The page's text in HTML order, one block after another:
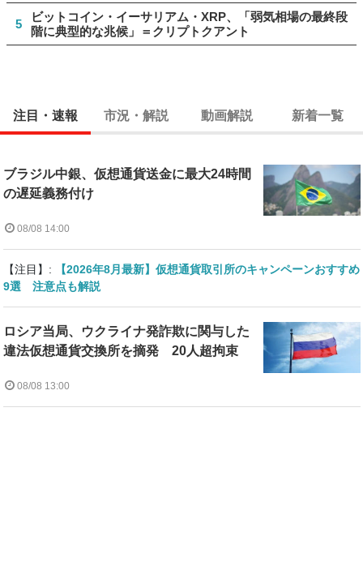
5
ビットコイン・イーサリアム・XRP、「弱気相場の最終段
階に典型的な兆候」＝クリプトクアント
注目・速報 市況・解説 動画解説 新着一覧
ブラジル中銀、仮想通貨送金に最大24時間
の遅延義務付け
08/08 14:00
【注目】:
【2026年8月最新】仮想通貨取引所のキャンペーンおすすめ
9選 注意点も解説
ロシア当局、ウクライナ発詐欺に関与した
違法仮想通貨交換所を摘発 20人超拘束
08/08 13:00